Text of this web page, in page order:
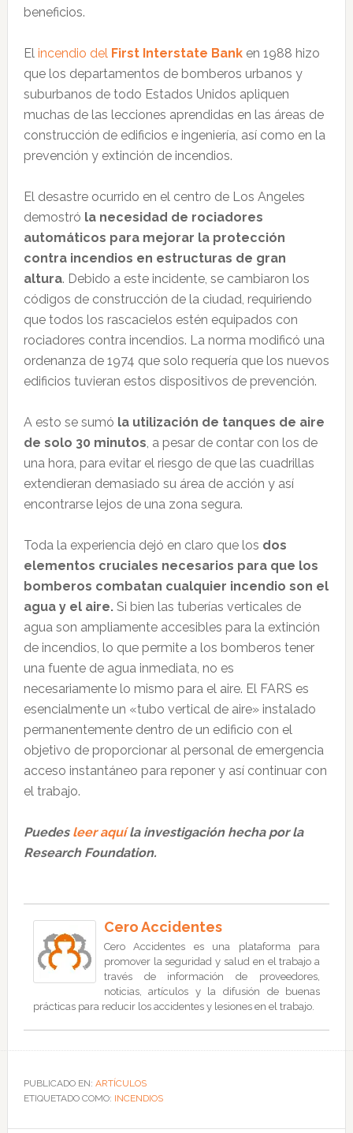
beneficios.
El incendio del First Interstate Bank en 1988 hizo
que los departamentos de bomberos urbanos y
suburbanos de todo Estados Unidos apliquen
muchas de las lecciones aprendidas en las áreas de
construcción de edificios e ingeniería, así como en la
prevención y extinción de incendios.
El desastre ocurrido en el centro de Los Angeles
demostró la necesidad de rociadores
automáticos para mejorar la protección
contra incendios en estructuras de gran
altura. Debido a este incidente, se cambiaron los
códigos de construcción de la ciudad, requiriendo
que todos los rascacielos estén equipados con
rociadores contra incendios. La norma modificó una
ordenanza de 1974 que solo requería que los nuevos
edificios tuvieran estos dispositivos de prevención.
A esto se sumó la utilización de tanques de aire
de solo 30 minutos, a pesar de contar con los de
una hora, para evitar el riesgo de que las cuadrillas
extendieran demasiado su área de acción y así
encontrarse lejos de una zona segura.
Toda la experiencia dejó en claro que los dos
elementos cruciales necesarios para que los
bomberos combatan cualquier incendio son el
agua y el aire.Si bien las tuberías verticales de
agua son ampliamente accesibles para la extinción
de incendios, lo que permite a los bomberos tener
una fuente de agua inmediata, no es
necesariamente lo mismo para el aire. El FARS es
esencialmente un «tubo vertical de aire» instalado
permanentemente dentro de un edificio con el
objetivo de proporcionar al personal de emergencia
acceso instantáneo para reponer y así continuar con
el trabajo.
Puedes leer aquíla investigación hecha por la
Research Foundation.
Cero Accidentes
Cero Accidentes es una plataforma para
promover la seguridad y salud en el trabajo a
través de información de proveedores,
noticias, artículos y la difusión de buenas
prácticas para reducir los accidentes y lesiones en el trabajo.
PUBLICADO EN: ARTÍCULOS
ETIQUETADO COMO: INCENDIOS